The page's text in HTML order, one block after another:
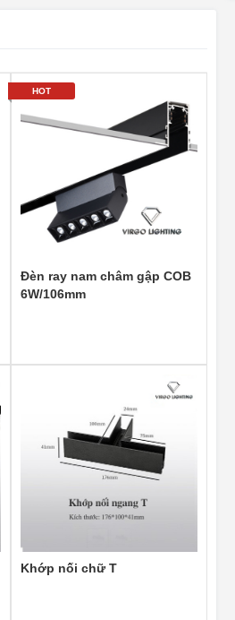
Đèn ray nam châm gập COB
6W/106mm
HOT
Khớp nối chữ T